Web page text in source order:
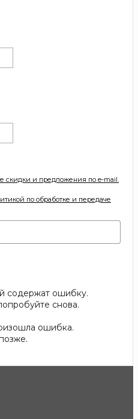
скидки и предложения по e-mail.
по обработке и передаче
содержат ошибку.
снова.
ошибка.